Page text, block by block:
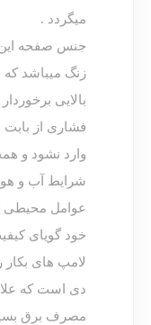
میگردد .
جنس صفحه
زنگ میباشد که
بالایی
فشاری از
وارد نشود و
شرایط آب و
خود گویای
لامپ های
دی است که
مصرف برق